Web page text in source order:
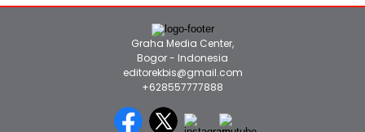
Graha Media Center,
Bogor - Indonesia
editorekbis@gmail.com
+628557777888